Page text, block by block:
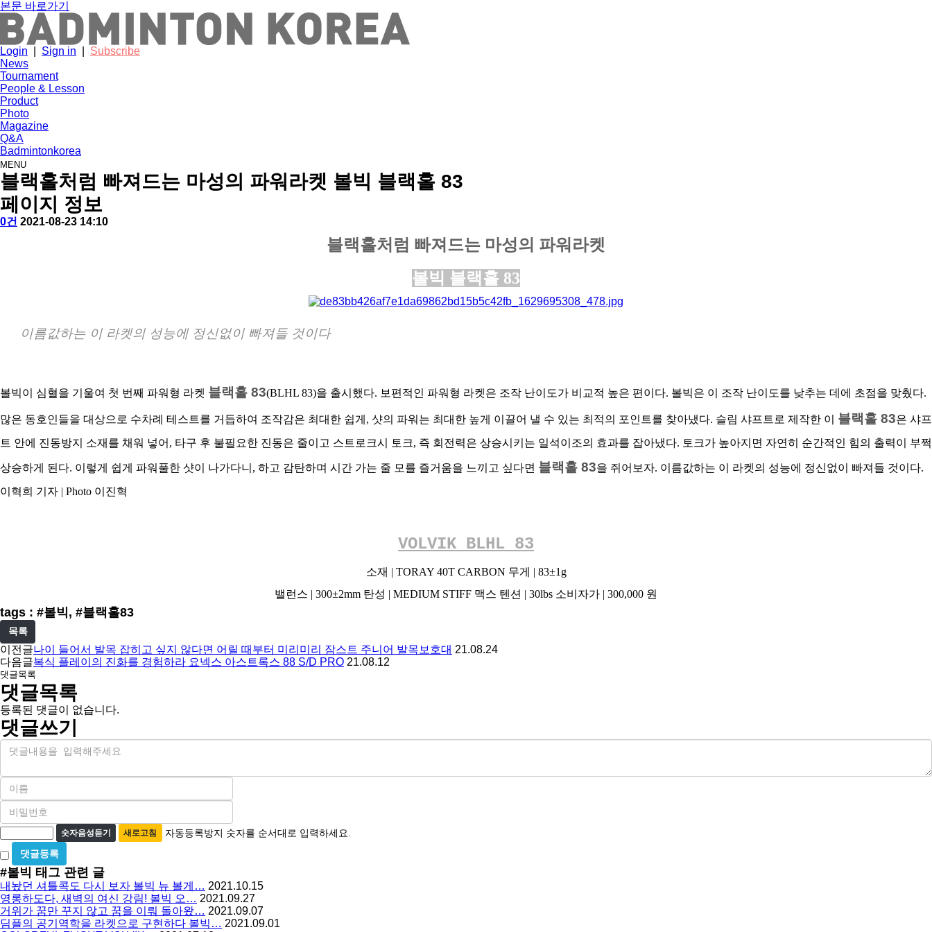
본문 바로가기
Login Sign in
Subscribe
News
Tournament
People & Lesson
Product
Photo
Magazine
Q&A
Badmintonkorea
MENU
product
블랙홀처럼 빠져드는 마성의 파워라켓 볼빅 블랙홀 83
페이지 정보
작
배
댓
0건 작
2021-08-23 14:10
블랙홀처럼 빠져드는 마성의 파워라켓
볼빅 블랙홀 83
이름값하는 이 라켓의 성능에 정신없이 빠져들 것이다
볼빅이 심혈을 기울여 첫 번째 파워형 라켓 블랙홀 83(BLHL 83)을 출시했다. 보편적인 파워형 라켓은 조작 난이도가 비교적 높은 편이다. 볼빅은 이 조작 난이도를 낮추는 데에 초점을 맞췄다.
많은 동호인들을 대상으로 수차례 테스트를 거듭하여 조작감은 최대한 쉽게, 샷의 파워는 최대한 높게 이끌어 낼 수 있는 최적의 포인트를 찾아냈다. 슬림 샤프트로 제작한 이 블랙홀 83은 샤프
트 안에 진동방지 소재를 채워 넣어, 타구 후 불필요한 진동은 줄이고 스트로크시 토크, 즉 회전력은 상승시키는 일석이조의 효과를 잡아냈다. 토크가 높아지면 자연히 순간적인 힘의 출력이 부쩍
상승하게 된다. 이렇게 쉽게 파워풀한 샷이 나가다니, 하고 감탄하며 시간 가는 줄 모를 즐거움을 느끼고 싶다면 블랙홀 83을 쥐어보자. 이름값하는 이 라켓의 성능에 정신없이 빠져들 것이다.
이혁희 기자 | Photo 이진혁
VOLVIK BLHL 83
소재 | TORAY 40T CARBON 무게 | 83±1g
밸런스 | 300±2mm 탄성 | MEDIUM STIFF 맥스 텐션 | 30lbs 소비자가 | 300,000 원
tags : #볼빅, #블랙홀83
목록
이전글나이 들어서 발목 잡히고 싶지 않다면 어릴 때부터 미리미리 잠스트 주니어 발목보호대 21.08.24
다음글복식 플레이의 진화를 경험하라 요넥스 아스트록스 88 S/D PRO 21.08.12
댓글목록
댓글목록
등록된 댓글이 없습니다.
댓글쓰기
내
이
필
수
비
밀
번
호
필
수
자
동
등
록
방
지
숫자음성듣기 새로고침 자동등록방지 숫자를 순서대로 입력하세요.
비
밀
글
사
용
#볼빅 태그 관련 글
내놨던 셔틀콕도 다시 보자 볼빅 뉴 볼게… 2021.10.15
영롱하도다, 새벽의 여신 강림! 볼빅 오… 2021.09.27
거위가 꿈만 꾸지 않고 꿈을 이뤄 돌아왔… 2021.09.07
딤플의 공기역학을 라켓으로 구현하다 볼빅… 2021.09.01